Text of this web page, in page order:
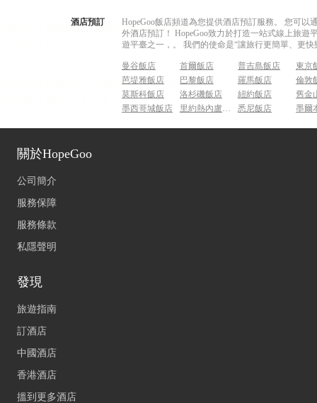
酒店預訂
HopeGoo飯店頻道為您提供酒店預訂服務。 您可
外酒店預訂！ HopeGoo致力於打造一站式線上旅
遊平臺之一，。 我們的使命是“讓旅行更簡單、更
曼谷飯店 首爾飯店 普吉島飯店
東京
芭堤雅飯店
巴黎飯店 羅馬飯店
倫敦
莫斯科飯店
洛杉磯飯店 紐約飯店
舊金
墨西哥城飯店
里約熱內盧飯店 悉尼飯店 墨爾
關於HopeGoo
公司簡介
服務保障
服務條款
私隱聲明
發現
旅遊指南
訂酒店
中國酒店
香港酒店
搵到更多酒店